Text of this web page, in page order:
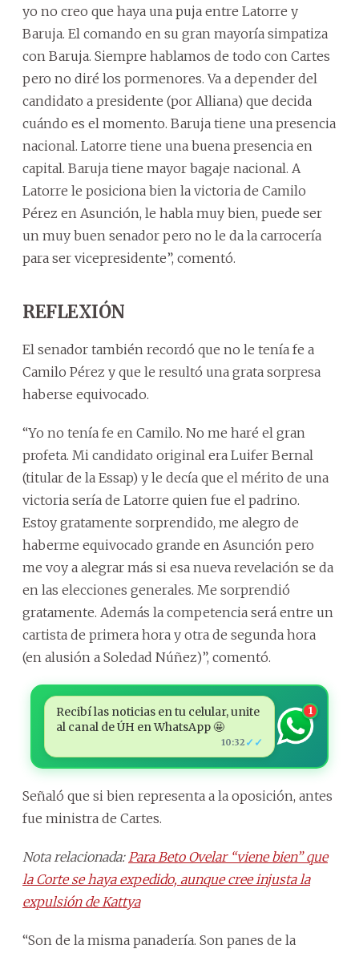
yo no creo que haya una puja entre Latorre y
Baruja. El comando en su gran mayoría simpatiza
con Baruja. Siempre hablamos de todo con Cartes
pero no diré los pormenores. Va a depender del
candidato a presidente (por Alliana) que decida
cuándo es el momento. Baruja tiene una presencia
nacional. Latorre tiene una buena presencia en
capital. Baruja tiene mayor bagaje nacional. A
Latorre le posiciona bien la victoria de Camilo
Pérez en Asunción, le habla muy bien, puede ser
un muy buen senador pero no le da la carrocería
para ser vicepresidente”, comentó.
REFLEXIÓN
El senador también recordó que no le tenía fe a
Camilo Pérez y que le resultó una grata sorpresa
haberse equivocado.
“Yo no tenía fe en Camilo. No me haré el gran
profeta. Mi candidato original era Luifer Bernal
(titular de la Essap) y le decía que el mérito de una
victoria sería de Latorre quien fue el padrino.
Estoy gratamente sorprendido, me alegro de
haberme equivocado grande en Asunción pero
me voy a alegrar más si esa nueva revelación se da
en las elecciones generales. Me sorprendió
gratamente. Además la competencia será entre un
cartista de primera hora y otra de segunda hora
(en alusión a Soledad Núñez)”, comentó.
Recibí las noticias en tu celular, unite
al canal de ÚH en WhatsApp 🤩
10:32 ✓✓
1
Señaló que si bien representa a la oposición, antes
fue ministra de Cartes.
Nota relacionada: Para Beto Ovelar “viene bien” que
la Corte se haya expedido, aunque cree injusta la
expulsión de Kattya
“Son de la misma panadería. Son panes de la